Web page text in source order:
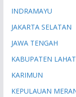
INDRAMAYU
JAKARTA SELATAN
JAWA TENGAH
KABUPATEN LAHAT
KARIMUN
KEPULAUAN